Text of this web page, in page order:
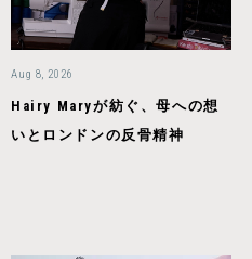
Aug 8, 2026
Hairy Maryが紡ぐ、母への想
いとロンドンの反骨精神